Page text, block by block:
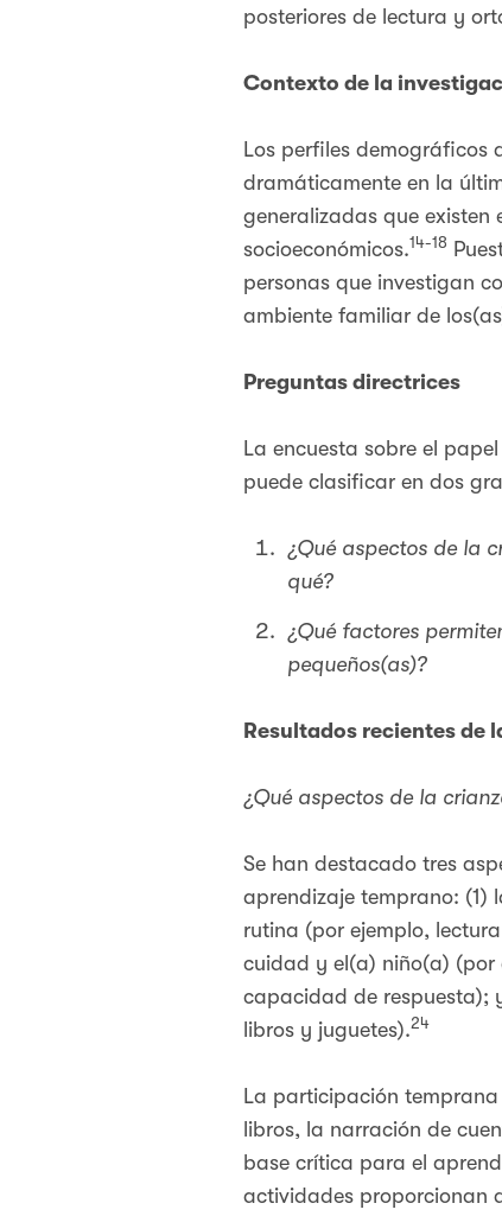
posteriores de lectura y
Contexto de la
Los perfiles demográficos
dramáticamente en la
generalizadas que existen
socioeconómicos.14-18
personas que investigan
ambiente familiar de
Preguntas directrices
La encuesta sobre el
puede clasificar en dos
¿Qué aspectos de la
qué?
¿Qué factores
pequeños(as)?
Resultados recientes de
¿Qué aspectos de la
Se han destacado tres
aprendizaje temprano: (1)
rutina (por ejemplo,
cuidad y el(a) niño(a) (por
capacidad de respuesta);
libros y juguetes).24
La participación
libros, la narración de
base crítica para el
actividades proporcionan